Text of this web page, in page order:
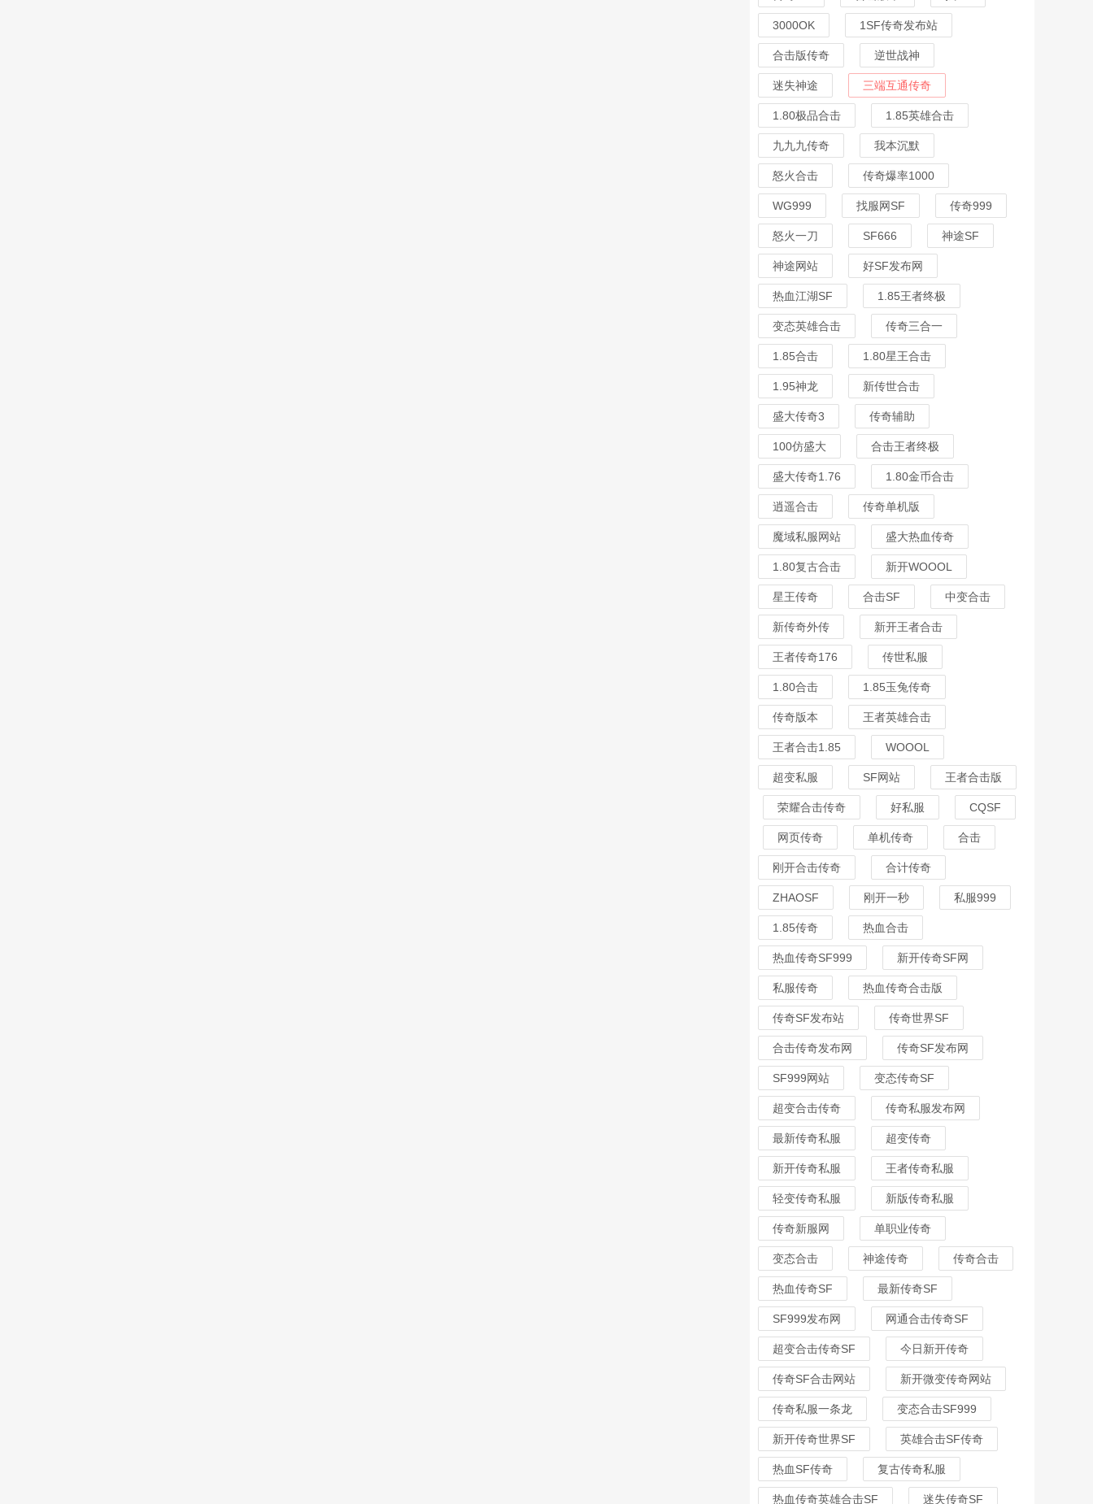
3000OK 1SF传奇发布站
合击版传奇 逆世战神
迷失神途 三端互通传奇
1.80极品合击 1.85英雄合击
九九九传奇 我本沉默
怒火合击 传奇爆率1000
WG999 找服网SF 传奇999
怒火一刀 SF666 神途SF
神途网站 好SF发布网
热血江湖SF 1.85王者终极
变态英雄合击 传奇三合一
1.85合击 1.80星王合击
1.95神龙 新传世合击
盛大传奇3 传奇辅助
100仿盛大 合击王者终极
盛大传奇1.76 1.80金币合击
逍遥合击 传奇单机版
魔域私服网站 盛大热血传奇
1.80复古合击 新开WOOOL
星王传奇 合击SF 中变合击
新传奇外传 新开王者合击
王者传奇176 传世私服
1.80合击 1.85玉兔传奇
传奇版本 王者英雄合击
王者合击1.85 WOOOL
超变私服 SF网站 王者合击版
荣耀合击传奇 好私服 CQSF
网页传奇 单机传奇 合击
刚开合击传奇 合计传奇
ZHAOSF 刚开一秒 私服999
1.85传奇 热血合击
热血传奇SF999 新开传奇SF网
私服传奇 热血传奇合击版
传奇SF发布站 传奇世界SF
合击传奇发布网 传奇SF发布网
SF999网站 变态传奇SF
超变合击传奇 传奇私服发布网
最新传奇私服 超变传奇
新开传奇私服 王者传奇私服
轻变传奇私服 新版传奇私服
传奇新服网 单职业传奇
变态合击 神途传奇 传奇合击
热血传奇SF 最新传奇SF
SF999发布网 网通合击传奇SF
超变合击传奇SF 今日新开传奇
传奇SF合击网站 新开微变传奇网站
传奇私服一条龙 变态合击SF999
新开传奇世界SF 英雄合击SF传奇
热血SF传奇 复古传奇私服
热血传奇英雄合击SF 迷失传奇SF